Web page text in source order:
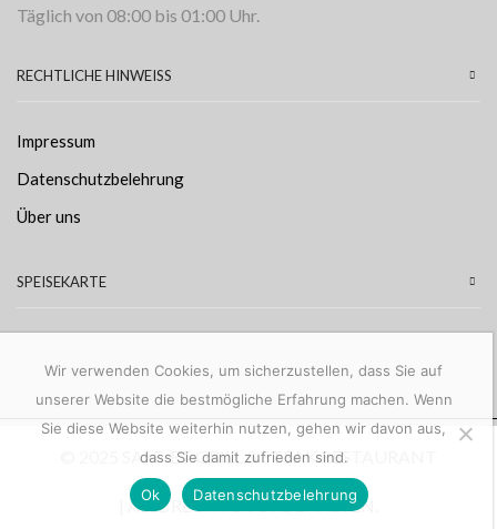
Täglich von 08:00 bis 01:00 Uhr.
RECHTLICHE HINWEISS
Impressum
Datenschutzbelehrung
Über uns
SPEISEKARTE
© 2025 SAFF-ET GRILL & STEAK RESTAURANT
| ALLE RECHTE VORBEHALTEN.
Wir verwenden Cookies, um sicherzustellen, dass Sie auf
unserer Website die bestmögliche Erfahrung machen. Wenn
Sie diese Website weiterhin nutzen, gehen wir davon aus,
dass Sie damit zufrieden sind.
Ok Datenschutzbelehrung